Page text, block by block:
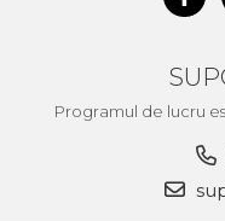
Programul de lucru